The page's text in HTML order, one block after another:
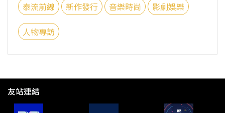
泰流前線 新作發行 音樂時尚 影劇娛樂
人物專訪
友站連結